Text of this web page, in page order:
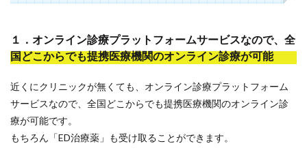
１．オンライン診療プラットフォームサービスなので、全
国どこからでも提携医療機関のオンライン診療が可能
近くにクリニックが無くても、オンライン診療プラットフォーム
サービスなので、全国どこからでも提携医療機関のオンライン診
療が可能です。
もちろん「ED治療薬」も受け取ることができます。